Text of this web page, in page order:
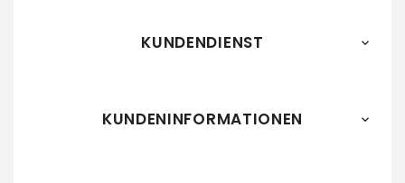
KUNDENDIENST 
KUNDENINFORMATIONEN 